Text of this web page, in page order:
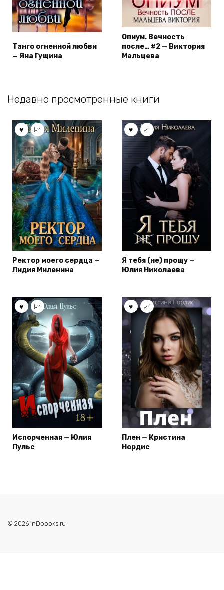
Танго огненной любви
— Яна Гущина
Опиум. Вечность
после… #2 — Виктория
Мальцева
Недавно просмотренные книги
Ректор моего сердца —
Лидия Миленина
Я тебя (не) прощу —
Юлия Николаева
Испорченная — Юлия
Пульс
Плен — Кристина
Нордис
© 2026 inDbooks.ru